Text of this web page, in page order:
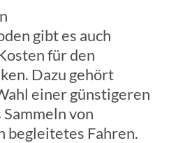
gibt es auch
für den
Dazu gehört
einer günstigeren
von
begleitetes Fahren.